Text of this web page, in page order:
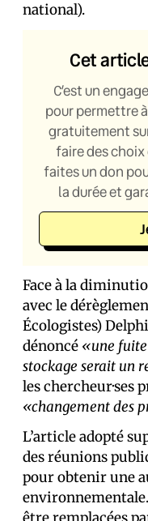
national).
Cet
C’est un
pour permettre
gratuitement
faire des choix
faites un don
la durée et
Face à la
avec le
Écologistes)
dénoncé «une
stockage serait un
les chercheur·ses
«changement des
L’article adopté
des réunions
pour obtenir une